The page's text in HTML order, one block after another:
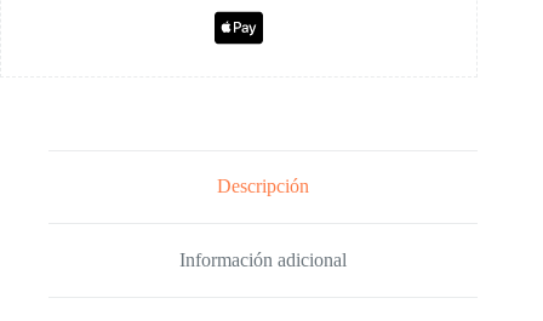
Descripción
Información adicional